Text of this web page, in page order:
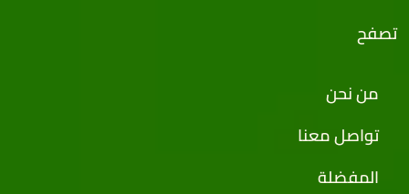
تصفح
من نحن
تواصل معنا
المفضلة